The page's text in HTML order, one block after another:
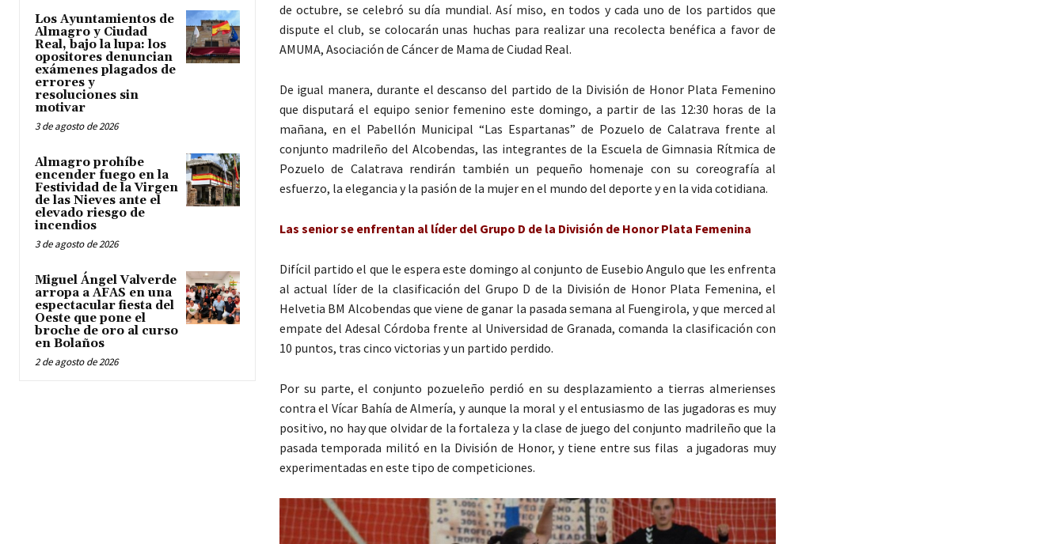
Los Ayuntamientos de
Almagro y Ciudad
Real, bajo la lupa: los
opositores denuncian
exámenes plagados de
errores y
resoluciones sin
motivar
3 de agosto de 2026
Almagro prohíbe
encender fuego en la
Festividad de la Virgen
de las Nieves ante el
elevado riesgo de
incendios
3 de agosto de 2026
Miguel Ángel Valverde
arropa a AFAS en una
espectacular fiesta del
Oeste que pone el
broche de oro al curso
en Bolaños
2 de agosto de 2026
de octubre, se celebró su día mundial. Así miso, en todos y cada uno de los partidos que
dispute el club, se colocarán unas huchas para realizar una recolecta benéfica a favor de
AMUMA, Asociación de Cáncer de Mama de Ciudad Real.
De igual manera, durante el descanso del partido de la División de Honor Plata Femenino
que disputará el equipo senior femenino este domingo, a partir de las 12:30 horas de la
mañana, en el Pabellón Municipal “Las Espartanas” de Pozuelo de Calatrava frente al
conjunto madrileño del Alcobendas, las integrantes de la Escuela de Gimnasia Rítmica de
Pozuelo de Calatrava rendirán también un pequeño homenaje con su coreografía al
esfuerzo, la elegancia y la pasión de la mujer en el mundo del deporte y en la vida cotidiana.
Las senior se enfrentan al líder del Grupo D de la División de Honor Plata Femenina
Difícil partido el que le espera este domingo al conjunto de Eusebio Angulo que les enfrenta
al actual líder de la clasificación del Grupo D de la División de Honor Plata Femenina, el
Helvetia BM Alcobendas que viene de ganar la pasada semana al Fuengirola, y que merced al
empate del Adesal Córdoba frente al Universidad de Granada, comanda la clasificación con
10 puntos, tras cinco victorias y un partido perdido.
Por su parte, el conjunto pozueleño perdió en su desplazamiento a tierras almerienses
contra el Vícar Bahía de Almería, y aunque la moral y el entusiasmo de las jugadoras es muy
positivo, no hay que olvidar de la fortaleza y la clase de juego del conjunto madrileño que la
pasada temporada militó en la División de Honor, y tiene entre sus filas a jugadoras muy
experimentadas en este tipo de competiciones.